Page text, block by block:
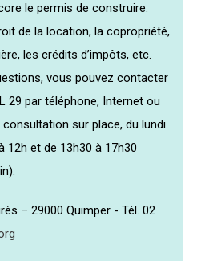
le permis de construire.
de la location, la copropriété,
les crédits d’impôts, etc.
vous pouvez contacter
29 par téléphone, Internet ou
sur place, du lundi
12h et de 13h30 à 17h30
– 29000 Quimper - Tél. 02